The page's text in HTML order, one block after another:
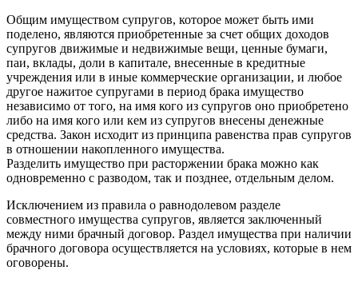
Общим имуществом супругов, которое может быть ими
поделено, являются приобретенные за счет общих доходов
супругов движимые и недвижимые вещи, ценные бумаги,
паи, вклады, доли в капитале, внесенные в кредитные
учреждения или в иные коммерческие организации, и любое
другое нажитое супругами в период брака имущество
независимо от того, на имя кого из супругов оно приобретено
либо на имя кого или кем из супругов внесены денежные
средства. Закон исходит из принципа равенства прав супругов
в отношении накопленного имущества.
Разделить имущество при расторжении брака можно как
одновременно с разводом, так и позднее, отдельным делом.
Исключением из правила о равнодолевом разделе
совместного имущества супругов, является заключенный
между ними брачный договор. Раздел имущества при наличии
брачного договора осуществляется на условиях, которые в нем
оговорены.